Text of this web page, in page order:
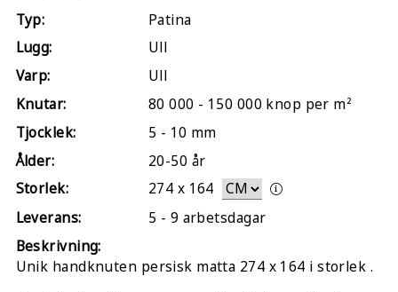
Typ:
Patina
Lugg:
Ull
Varp:
Ull
Knutar:
80 000 - 150 000 knop per m²
Tjocklek:
5 - 10 mm
Ålder:
20-50 år
Storlek:
274 x 164
Leverans:
5 - 9 arbetsdagar
Beskrivning:
Unik handknuten persisk matta 274 x 164 i storlek .